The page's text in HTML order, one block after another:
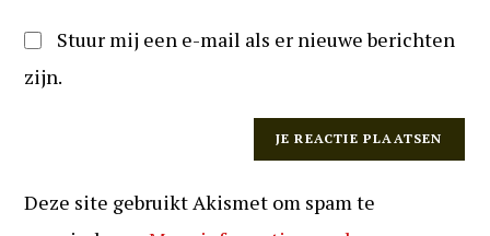
Stuur mij een e-mail als er nieuwe berichten
zijn.
Deze site gebruikt Akismet om spam te